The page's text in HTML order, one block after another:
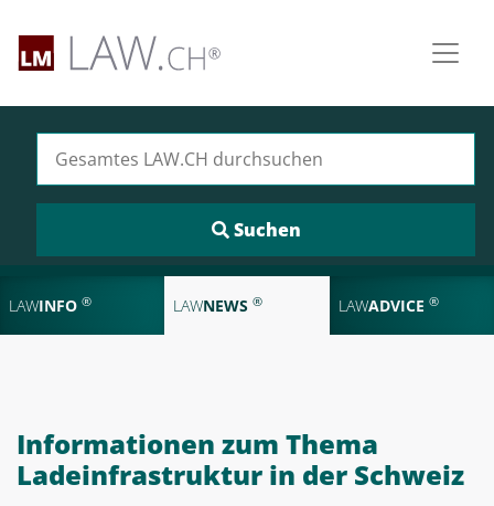
LAWINFO ® LAWNEWS ® LAWADVICE ®
Informationen zum Thema
Ladeinfrastruktur in der Schweiz